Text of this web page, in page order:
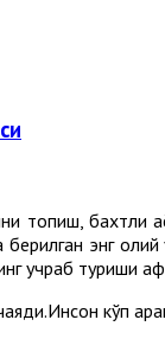
топиш, бахтли
берилган энг
учраб туриши
кўп